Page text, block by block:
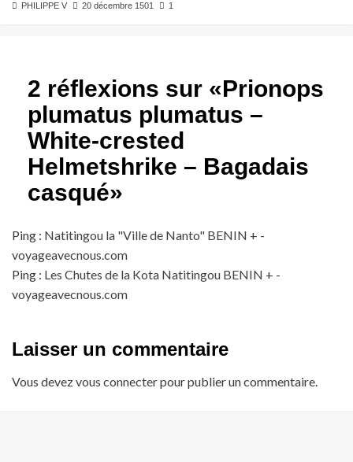
PHILIPPE V 20 décembre 1501 1
2 réflexions sur «Prionops
plumatus plumatus –
White-crested
Helmetshrike – Bagadais
casqué»
Ping : Natitingou la "Ville de Nanto" BENIN + -
voyageavecnous.com
Ping : Les Chutes de la Kota Natitingou BENIN + -
voyageavecnous.com
Laisser un commentaire
Vous devezvous connecterpour publier un commentaire.